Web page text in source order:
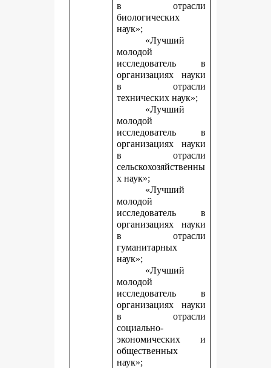
в отрасли
биологических
наук»;
«Лучший
молодой
исследователь в
организациях науки
в отрасли
технических наук»;
«Лучший
молодой
исследователь в
организациях науки
в отрасли
сельскохозяйственны
х наук»;
«Лучший
молодой
исследователь в
организациях науки
в отрасли
гуманитарных
наук»;
«Лучший
молодой
исследователь в
организациях науки
в отрасли
социально-
экономических и
общественных
наук»;